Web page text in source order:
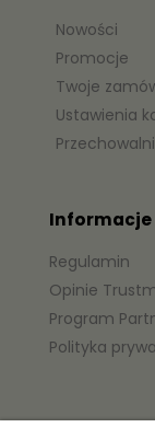
Nowości
Promocje
Twoje
Ustawienia
Informacje
Regulamin
Opinie
Program
Polityka